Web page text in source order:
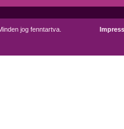
jog fenntartva.